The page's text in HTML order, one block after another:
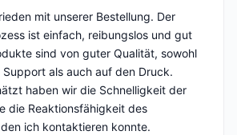
mit unserer Bestellung. Der
ist einfach, reibungslos und gut
sind von guter Qualität, sowohl
als auch auf den Druck.
haben wir die Schnelligkeit der
die Reaktionsfähigkeit des
ich kontaktieren konnte.